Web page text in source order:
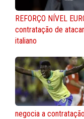
REFORÇO NÍVEL
contratação de
italiano
negocia a